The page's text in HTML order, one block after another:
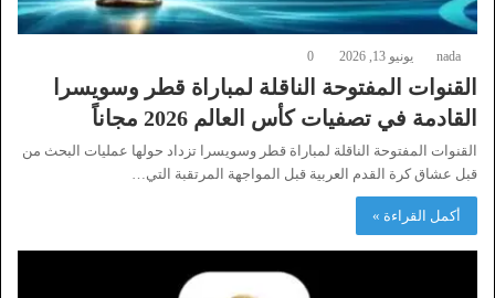
nada يونيو 13, 2026 0
القنوات المفتوحة الناقلة لمباراة قطر وسويسرا
القادمة في تصفيات كأس العالم 2026 مجاناً
القنوات المفتوحة الناقلة لمباراة قطر وسويسرا تزداد حولها عمليات البحث من
قبل عشاق كرة القدم العربية قبل المواجهة المرتقبة التي…
أكمل القراءة »